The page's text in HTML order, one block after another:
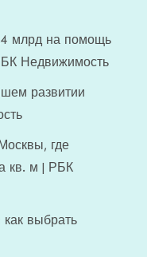
млрд на помощь
Недвижимость
развитии
где
кв. м | РБК
выбрать